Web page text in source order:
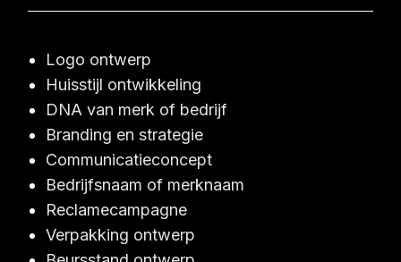
Logo ontwerp
Huisstijl ontwikkeling
DNA van merk of bedrijf
Branding en strategie
Communicatieconcept
Bedrijfsnaam of merknaam
Reclamecampagne
Verpakking ontwerp